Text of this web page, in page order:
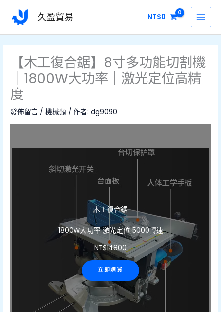
要
久盈貿易 NT$0
【木工復合鋸】8寸多功能切割機
｜1800W大功率｜激光定位高精
度
發佈留言 /機械類 / 作者:dg9090
木工復合鋸
1800W大功率 激光定位 5000轉速
NT$14800
立即購買